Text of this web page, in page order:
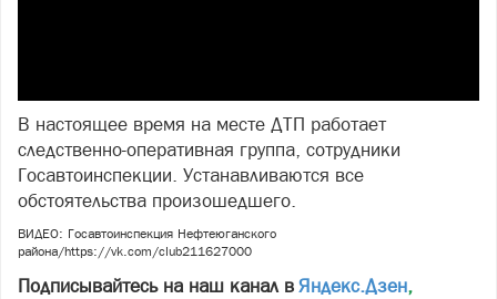
В настоящее время на месте ДТП работает
следственно-оперативная группа, сотрудники
Госавтоинспекции. Устанавливаются все
обстоятельства произошедшего.
ВИДЕО: Госавтоинспекция Нефтеюганского
района/https://vk.com/club211627000
Подписывайтесь на наш канал в Яндекс.Дзен,